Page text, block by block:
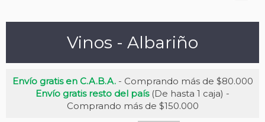
Vinos - Albariño
Envío gratis en C.A.B.A.- Comprando más de $80.000
Envío gratis resto del país(De hasta 1 caja) -
Comprando más de $150.000